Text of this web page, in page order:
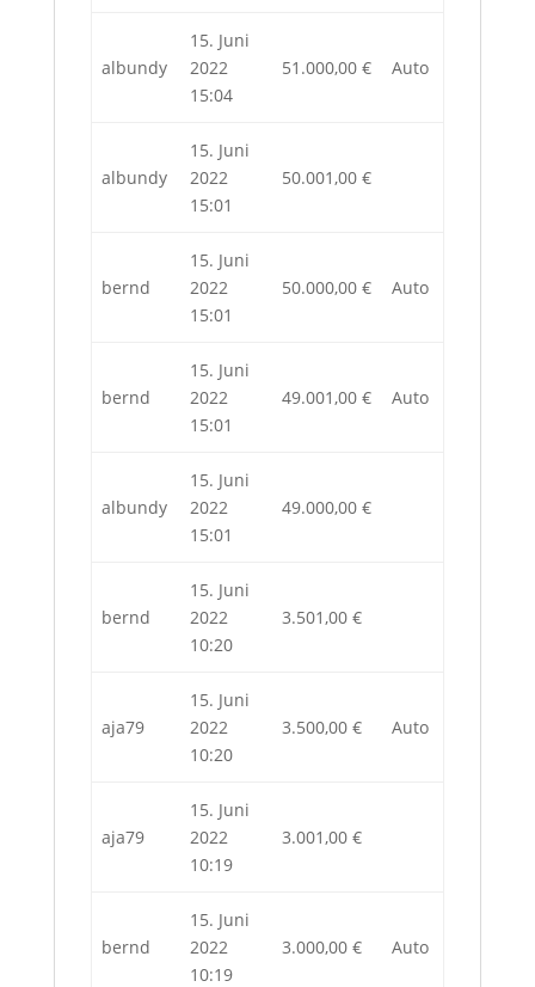
albundy
15. Juni
2022
15:04
51.000,00 € Auto
albundy
15. Juni
2022
15:01
50.001,00 €
bernd
15. Juni
2022
15:01
50.000,00 € Auto
bernd
15. Juni
2022
15:01
49.001,00 € Auto
albundy
15. Juni
2022
15:01
49.000,00 €
bernd
15. Juni
2022
10:20
3.501,00 €
aja79
15. Juni
2022
10:20
3.500,00 € Auto
aja79
15. Juni
2022
10:19
3.001,00 €
bernd
15. Juni
2022
10:19
3.000,00 € Auto